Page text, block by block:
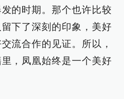
的时期。那个也许比较
下了深刻的印象，美好
流合作的见证。所以，
，凤凰始终是一个美好